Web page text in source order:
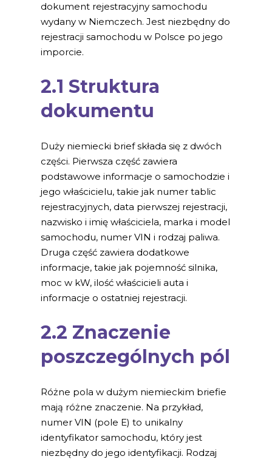
dokument rejestracyjny samochodu
wydany w Niemczech. Jest niezbędny do
rejestracji samochodu w Polsce po jego
imporcie.
2.1 Struktura
dokumentu
Duży niemiecki brief składa się z dwóch
części. Pierwsza część zawiera
podstawowe informacje o samochodzie i
jego właścicielu, takie jak numer tablic
rejestracyjnych, data pierwszej rejestracji,
nazwisko i imię właściciela, marka i model
samochodu, numer VIN i rodzaj paliwa.
Druga część zawiera dodatkowe
informacje, takie jak pojemność silnika,
moc w kW, ilość właścicieli auta i
informacje o ostatniej rejestracji.
2.2 Znaczenie
poszczególnych pól
Różne pola w dużym niemieckim briefie
mają różne znaczenie. Na przykład,
numer VIN (pole E) to unikalny
identyfikator samochodu, który jest
niezbędny do jego identyfikacji. Rodzaj